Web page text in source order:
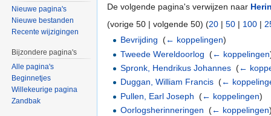
De volgende pagina's verwijzen naar
(vorige 50 | volgende 50) (20 | 50 | 100 |
Bevrijding ‎(← koppelingen)
Tweede Wereldoorlog ‎(← koppelingen
Spronk, Hendrikus Johannes ‎(←
Duggan, William Francis ‎(←
Pullen, Earl Joseph ‎(← koppelingen)
Oorlogsherinneringen ‎(← koppelingen
Nieuwe pagina's
Nieuwe bestanden
Recente wijzigingen
Bijzondere pagina's
Alle pagina's
Beginnetjes
Willekeurige pagina
Zandbak